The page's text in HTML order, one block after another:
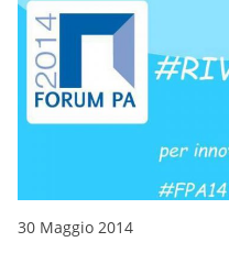
30 Maggio 2014